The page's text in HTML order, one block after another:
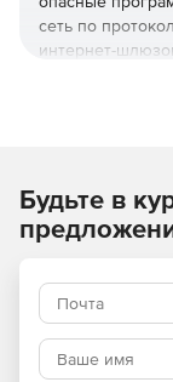
сеть по
интернет-
Основные
надежная
реального
Будьте в